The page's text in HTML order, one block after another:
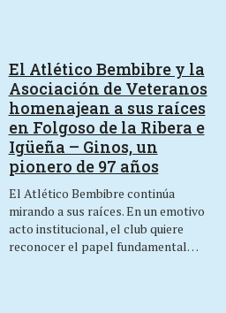
El Atlético Bembibre y la
Asociación de Veteranos
homenajean a sus raíces
en Folgoso de la Ribera e
Igüeña – Ginos, un
pionero de 97 años
El Atlético Bembibre continúa
mirando a sus raíces. En un emotivo
acto institucional, el club quiere
reconocer el papel fundamental…